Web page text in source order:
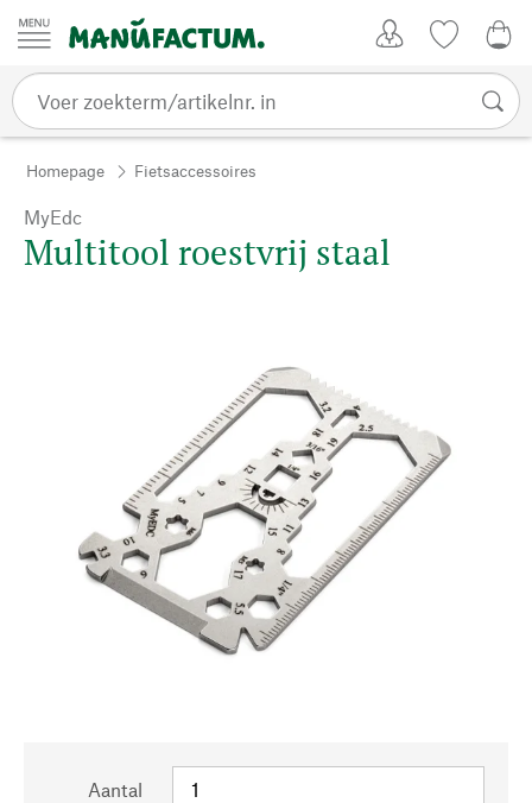
Passer au contenu
Homepage Fietsaccessoires
MyEdc
Multitool roestvrij staal
Aantal